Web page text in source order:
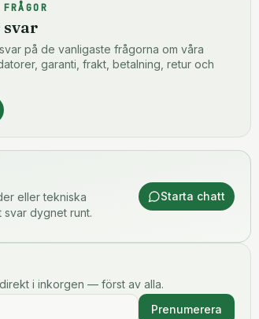
svar
på de vanligaste frågorna om våra
garanti, frakt, betalning, retur och
eller tekniska
dygnet runt.
Starta chatt
i inkorgen — först av alla.
Prenumerera